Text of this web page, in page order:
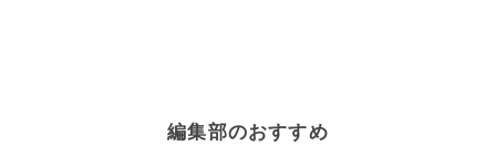
編集部のおすすめ